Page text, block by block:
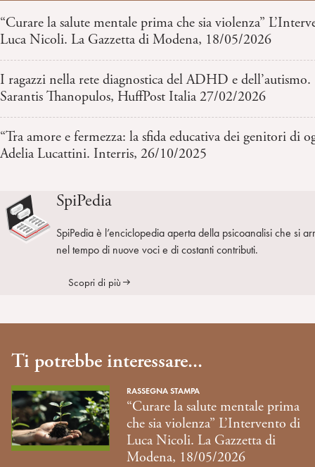
“Curare la salute mentale prima che sia violenza”
Luca Nicoli. La Gazzetta di Modena, 18/05/2026
I ragazzi nella rete diagnostica del ADHD e dell’autismo.
Sarantis Thanopulos, HuffPost Italia 27/02/2026
“Tra amore e fermezza: la sfida educativa dei genitori di
Adelia Lucattini. Interris, 26/10/2025
SpiPedia
SpiPedia è l’enciclopedia aperta della psicoanalisi che si
nel tempo di nuove voci e di costanti contributi.
Scopri di più
Ti potrebbe interessare...
RASSEGNA STAMPA
“Curare la salute mentale prima
che sia violenza” L’Intervento di
Luca Nicoli. La Gazzetta di
Modena, 18/05/2026